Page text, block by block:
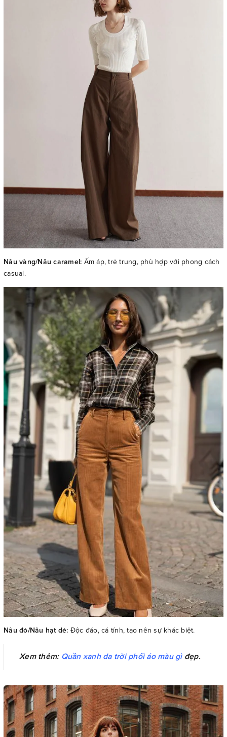
Nâu vàng/Nâu caramel: Ấm áp, trẻ trung, phù hợp với phong cách
casual.
Nâu đỏ/Nâu hạt dẻ: Độc đáo, cá tính, tạo nên sự khác biệt.
Xem thêm: Quần xanh da trời phối áo màu gìđẹp.